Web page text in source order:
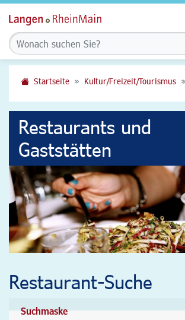
Startseite Kultur/Freizeit/Tourismus
Restaurants und
Gaststätten
Restaurant-Suche
Suchmaske